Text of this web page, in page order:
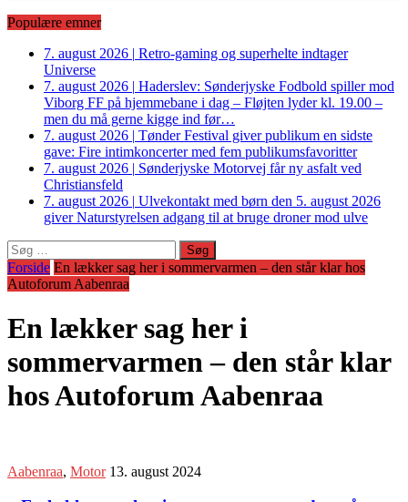
Populære emner
7. august 2026 | Retro-gaming og superhelte indtager
Universe
7. august 2026 | Haderslev: Sønderjyske Fodbold spiller mod
Viborg FF på hjemmebane i dag – Fløjten lyder kl. 19.00 –
men du må gerne kigge ind før…
7. august 2026 | Tønder Festival giver publikum en sidste
gave: Fire intimkoncerter med fem publikumsfavoritter
7. august 2026 | Sønderjyske Motorvej får ny asfalt ved
Christiansfeld
7. august 2026 | Ulvekontakt med børn den 5. august 2026
giver Naturstyrelsen adgang til at bruge droner mod ulve
Søg
efter:
Forside En lækker sag her i sommervarmen – den står klar hos
Autoforum Aabenraa
En lækker sag her i
sommervarmen – den står klar
hos Autoforum Aabenraa
Aabenraa, Motor 13. august 2024